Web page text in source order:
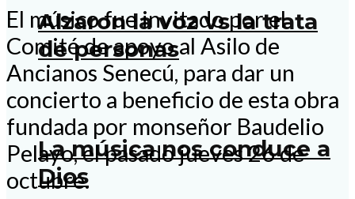
Alzaron la voz vs la trata
de personas
La música nos conduce a
Dios
El músico fue invitado por el
Comité de apoyo al Asilo de
Ancianos Senecú, para dar un
concierto a beneficio de esta obra
fundada por monseñor Baudelio
Pelayo, el pasado jueves 26 de
octubre.